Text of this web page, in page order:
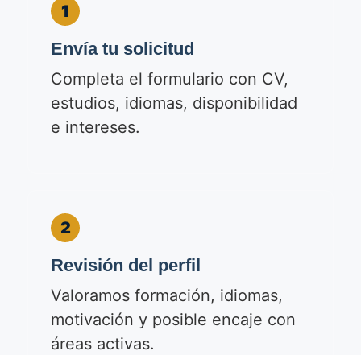
1
Envía tu solicitud
Completa el formulario con CV,
estudios, idiomas, disponibilidad
e intereses.
2
Revisión del perfil
Valoramos formación, idiomas,
motivación y posible encaje con
áreas activas.